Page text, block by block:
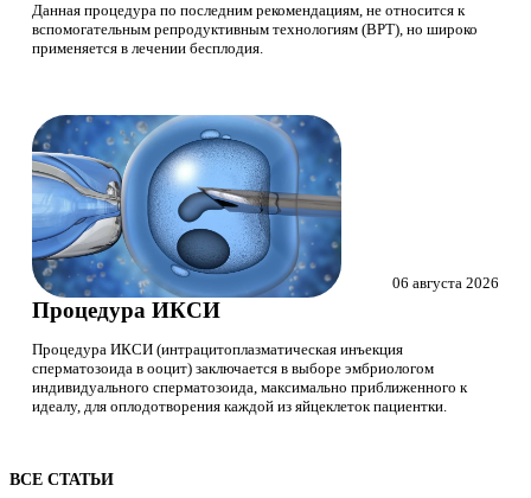
Данная процедура по последним рекомендациям, не относится к
вспомогательным репродуктивным технологиям (ВРТ), но широко
применяется в лечении бесплодия.
Процедура ИКСИ
Процедура ИКСИ (интрацитоплазматическая инъекция
сперматозоида в ооцит) заключается в выборе эмбриологом
индивидуального сперматозоида, максимально приближенного к
идеалу, для оплодотворения каждой из яйцеклеток пациентки.
06 августа 2026
ВСЕ СТАТЬИ